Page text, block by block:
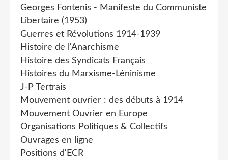
Georges Fontenis - Manifeste du Communiste
Libertaire (1953)
Guerres et Révolutions 1914-1939
Histoire de l'Anarchisme
Histoire des Syndicats Français
Histoires du Marxisme-Léninisme
J-P Tertrais
Mouvement ouvrier : des débuts à 1914
Mouvement Ouvrier en Europe
Organisations Politiques & Collectifs
Ouvrages en ligne
Positions d'ECR